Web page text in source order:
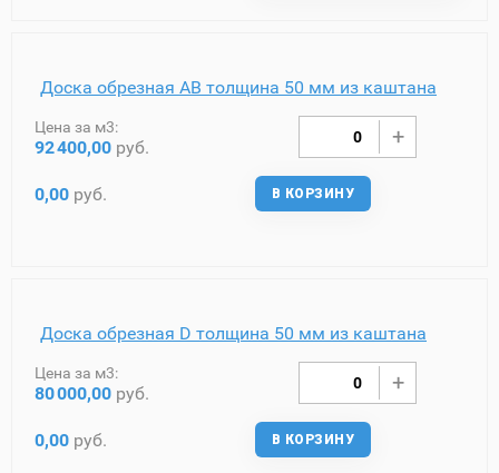
Доска обрезная AB толщина 50 мм из каштана
Цена за м3:
92400,00 руб.
0,00 руб. В КОРЗИНУ
Доска обрезная D толщина 50 мм из каштана
Цена за м3:
80000,00 руб.
0,00 руб. В КОРЗИНУ